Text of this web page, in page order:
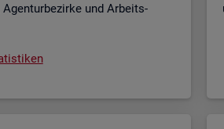
Agen­tur­be­zir­ke und Ar­beits­